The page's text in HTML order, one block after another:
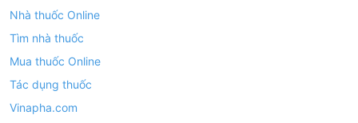
Nhà thuốc Online
Tìm nhà thuốc
Mua thuốc Online
Tác dụng thuốc
Vinapha.com